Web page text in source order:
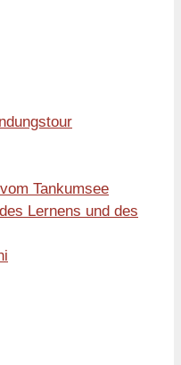
Tankumsee
Lernens und des